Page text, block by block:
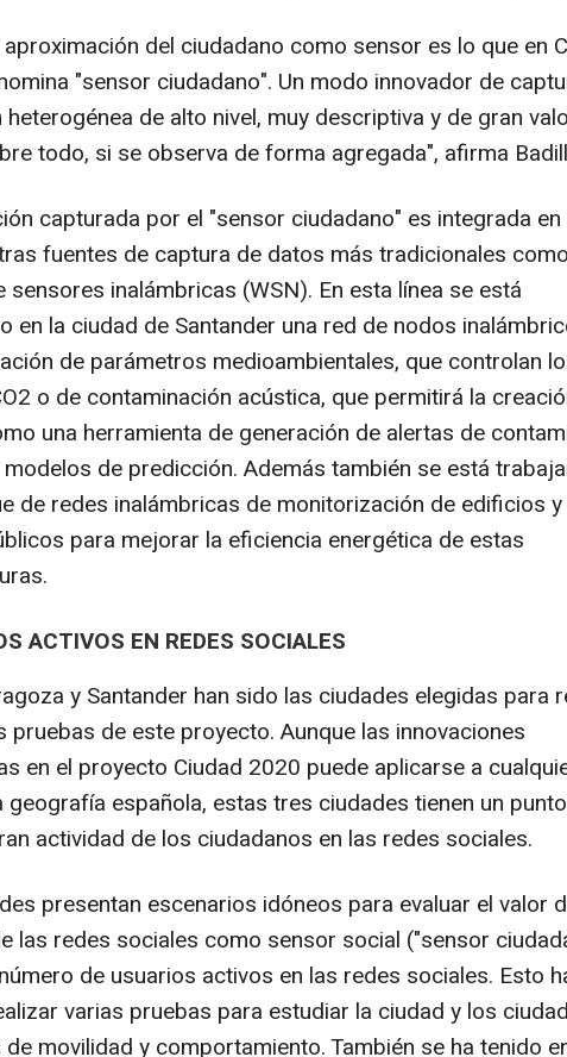
aproximación del ciudadano como sensor es lo que en
"sensor ciudadano". Un modo innovador de
de alto nivel, muy descriptiva y de gran
todo, si se observa de forma agregada", afirma
capturada por el "sensor ciudadano" es integrada en
fuentes de captura de datos más tradicionales
sensores inalámbricas (WSN). En esta línea se está
en la ciudad de Santander una red de nodos
de parámetros medioambientales, que controlan
o de contaminación acústica, que permitirá la
una herramienta de generación de alertas de
de predicción. Además también se está
de redes inalámbricas de monitorización de edificios y
para mejorar la eficiencia energética de estas
ACTIVOS EN REDES SOCIALES
y Santander han sido las ciudades elegidas para
pruebas de este proyecto. Aunque las innovaciones
en el proyecto Ciudad 2020 puede aplicarse a
geografía española, estas tres ciudades tienen un
actividad de los ciudadanos en las redes sociales.
presentan escenarios idóneos para evaluar el valor
las redes sociales como sensor social ("sensor
de usuarios activos en las redes sociales. Esto
varias pruebas para estudiar la ciudad y los
movilidad y comportamiento. También se ha tenido